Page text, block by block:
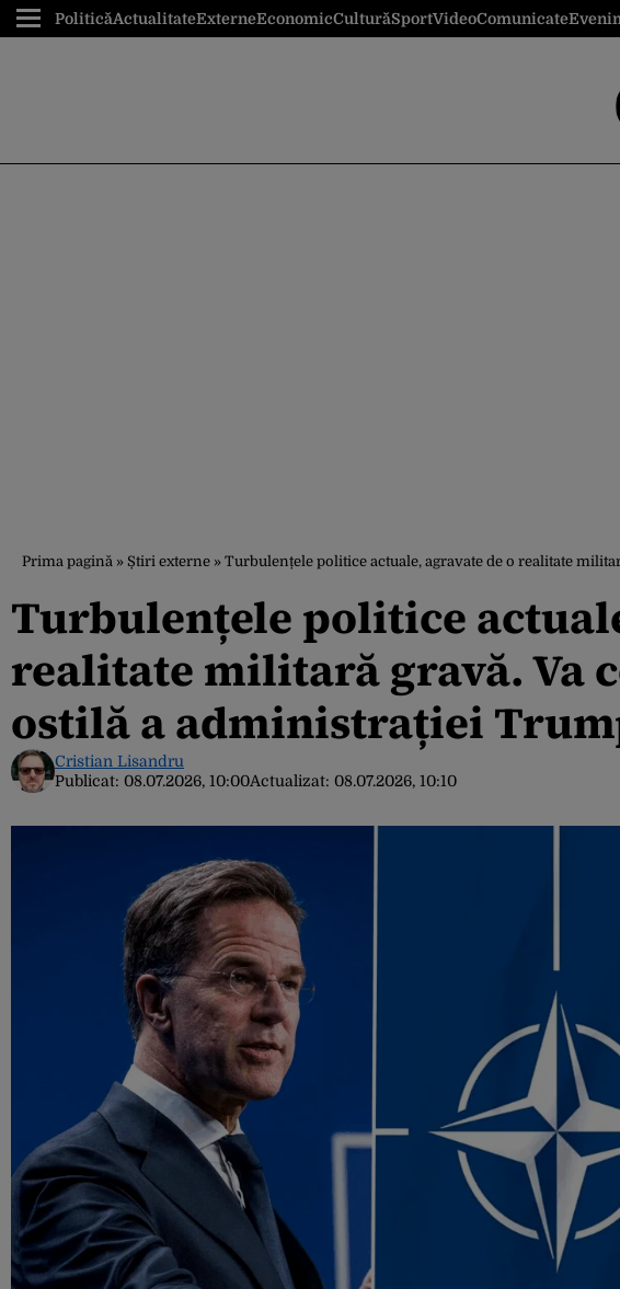
PoliticăActualitateExterneEconomicCulturăSportVideoComunicate
Prima pagină » Știri externe » Turbulențele politice actuale, agravate de o realitate
Turbulențele politice
realitate militară gravă. Va
ostilă a administrației
Cristian Lisandru
Publicat: 08.07.2026, 10:00Actualizat: 08.07.2026, 10:10